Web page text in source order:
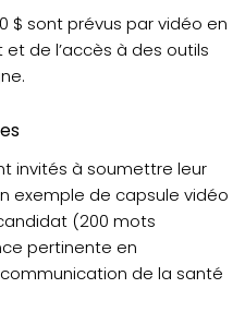
$ sont prévus par vidéo en
de l’accès à des outils
invités à soumettre leur
exemple de capsule vidéo
(200 mots
pertinente en
de la santé